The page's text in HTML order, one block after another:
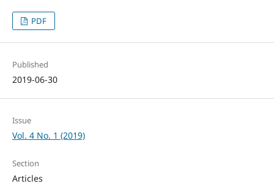
PDF
Published
2019-06-30
Issue
Vol. 4 No. 1 (2019)
Section
Articles